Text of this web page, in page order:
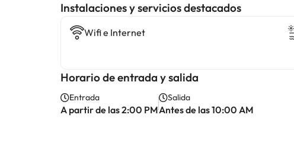
Instalaciones y servicios destacados
Wifi e Internet
Horario de entrada y salida
Entrada
A partir de las 2:00 PM
Salida
Antes de las 10:00 AM